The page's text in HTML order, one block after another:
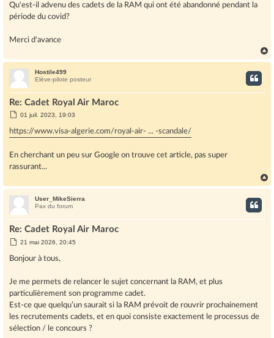
Qu'est-il advenu des cadets de la RAM qui ont été abandonné pendant la
période du covid?
Merci d'avance
a
Hostile499
Elève-pilote posteur
Re: Cadet Royal Air Maroc
M
s
s
e
01 juil. 2023, 19:03
https://www.visa-algerie.com/royal-air- ... -scandale/
En cherchant un peu sur Google on trouve cet article, pas super
rassurant...
a
User_MikeSierra
Pax du forum
Re: Cadet Royal Air Maroc
M
s
s
e
21 mai 2026, 20:45
Bonjour à tous,
Je me permets de relancer le sujet concernant la RAM, et plus
particulièrement son programme cadet.
Est-ce que quelqu’un saurait si la RAM prévoit de rouvrir prochainement
les recrutements cadets, et en quoi consiste exactement le processus de
sélection / le concours ?